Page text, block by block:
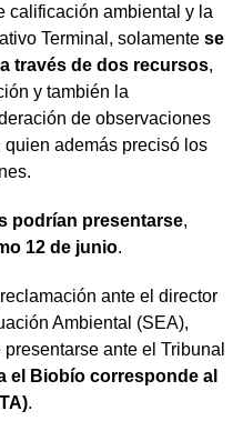
calificación ambiental y la
Terminal, solamente se
través de dos recursos,
y también la
de observaciones
además precisó los
podrían presentarse,
12 de junio.
ante el director
Ambiental (SEA),
ante el Tribunal
el Biobío corresponde al
.